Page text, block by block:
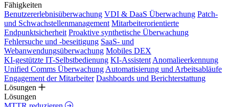
Fähigkeiten
Benutzererlebnisüberwachung VDI & DaaS Überwachung Patch-
und Schwachstellenmanagement Mitarbeiterorientierte
Endpunktsicherheit Proaktive synthetische Überwachung
Fehlersuche und -beseitigung SaaS- und
Webanwendungsüberwachung Mobiles DEX
KI-gestützte IT-Selbstbedienung KI-Assistent Anomalieerkennung
Unified Comms Überwachung Automatisierung und Arbeitsabläufe
Engagement der Mitarbeiter Dashboards und Berichterstattung
Lösungen
Lösungen